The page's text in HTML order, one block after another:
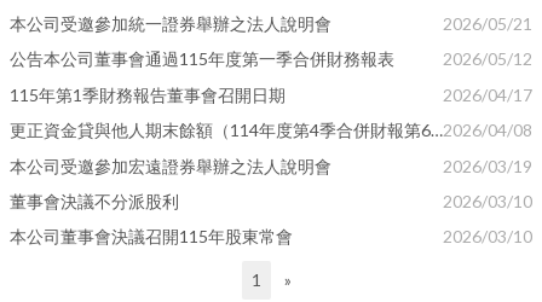
本公司受邀參加統一證券舉辦之法人說明會
2026/05/21
公告本公司董事會通過115年度第一季合併財務報表
2026/05/12
115年第1季財務報告董事會召開日期
2026/04/17
更正資金貸與他人期末餘額（114年度第4季合併財報第63頁）2026/04/08
本公司受邀參加宏遠證券舉辦之法人說明會
2026/03/19
董事會決議不分派股利
2026/03/10
本公司董事會決議召開115年股東常會
2026/03/10
1 »